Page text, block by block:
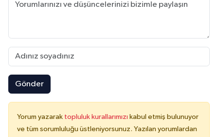
Gönder
Yorum yazarak topluluk kurallarımızı kabul etmiş bulunuyor
ve tüm sorumluluğu üstleniyorsunuz. Yazılan yorumlardan